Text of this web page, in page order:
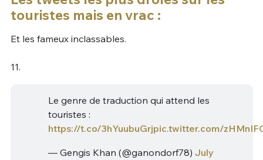
touristes mais en vrac :
Et les fameux inclassables.
11.
Le genre de traduction qui attend les
touristes :
https://t.co/3hYuubuGrjpic.twitter.com/
— Gengis Khan (@ganondorf78) July